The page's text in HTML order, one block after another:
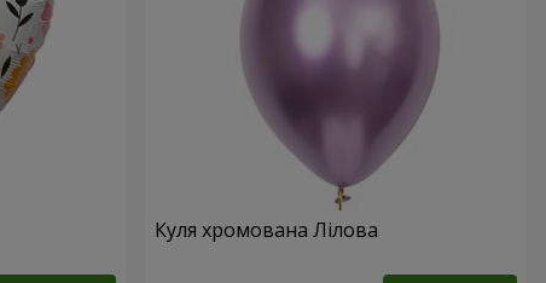
Куля хромована Лілова